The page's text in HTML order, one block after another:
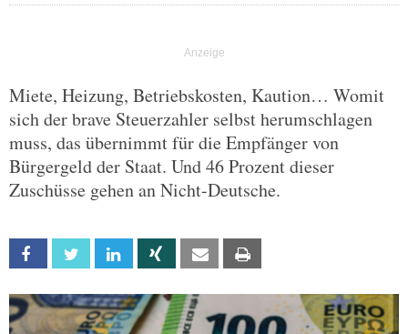
Miete, Heizung, Betriebskosten, Kaution… Womit
sich der brave Steuerzahler selbst herumschlagen
muss, das übernimmt für die Empfänger von
Bürgergeld der Staat. Und 46 Prozent dieser
Zuschüsse gehen an Nicht-Deutsche.
Facebook Twitter Linkedin Xing Email